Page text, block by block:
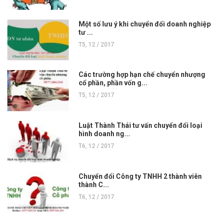
Một số lưu ý khi chuyển đổi doanh nghiệp
tư ...
T5, 12 / 2017
Các trường hợp hạn chế chuyển nhượng
cổ phần, phần vốn g...
T5, 12 / 2017
Luật Thành Thái tư vấn chuyển đổi loại
hình doanh ng...
T6, 12 / 2017
Chuyển đổi Công ty TNHH 2 thành viên
thành C...
T6, 12 / 2017